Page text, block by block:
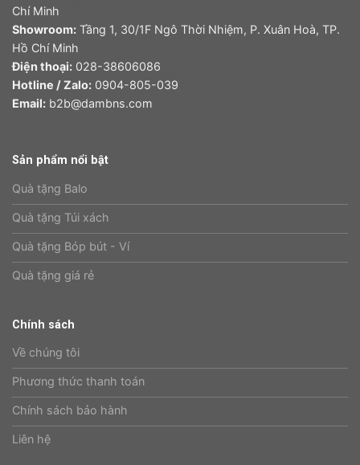
Chí Minh
Showroom: Tầng 1, 30/1F Ngô Thời Nhiệm, P. Xuân Hoà, TP.
Hồ Chí Minh
Điện thoại: 028-38606086
Hotline / Zalo: 0904-805-039
Email: b2b@dambns.com
Sản phẩm nổi bật
Quà tặng Balo
Quà tặng Túi xách
Quà tặng Bóp bút - Ví
Quà tặng giá rẻ
Chính sách
Về chúng tôi
Phương thức thanh toán
Chính sách bảo hành
Liên hệ